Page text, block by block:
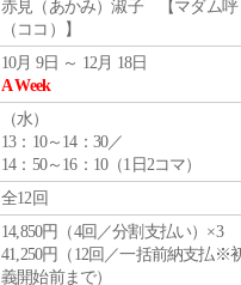
赤見（あかみ）淑子 【マダム呼
（ココ）】
10月 9日 ～ 12月 18日
A Week
（水）
13：10～14：30／
14：50～16：10（1日2コマ）
全12回
14,850円（4回／分割支払い）×3
41,250円（12回／一括前納支払※
義開始前まで）